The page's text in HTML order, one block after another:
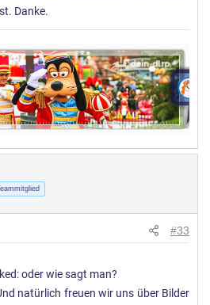
Danke.
#33
oder wie sagt man?
natürlich freuen wir uns über Bilder